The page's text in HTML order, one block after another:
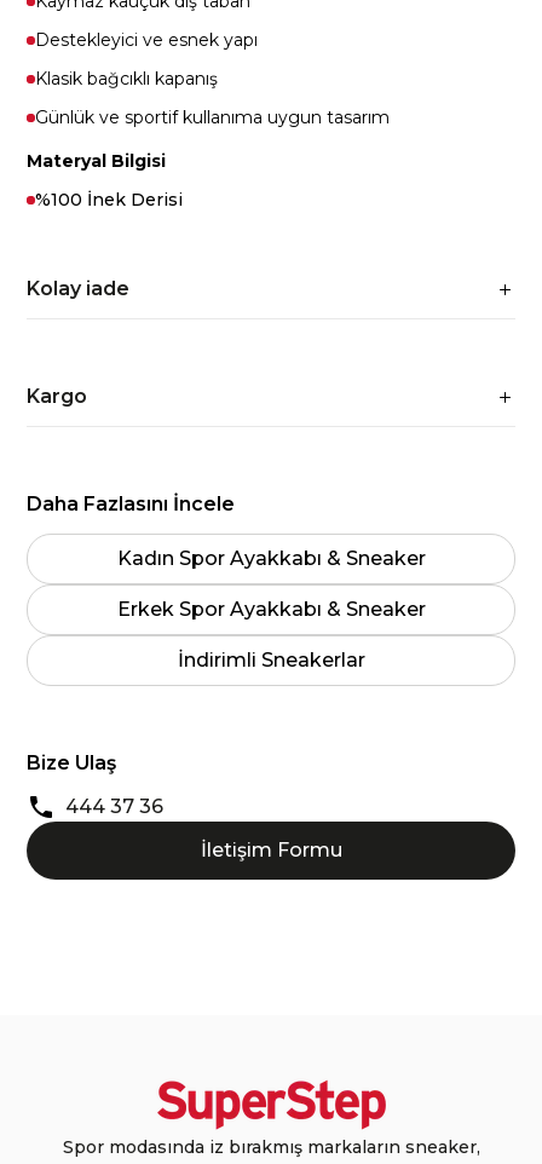
Destekleyici ve esnek yapı
Klasik bağcıklı kapanış
Günlük ve sportif kullanıma uygun tasarım
Materyal Bilgisi
%100 İnek Derisi
Kolay iade
Kargo
Daha Fazlasını İncele
Kadın Spor Ayakkabı & Sneaker
Erkek Spor Ayakkabı & Sneaker
İndirimli Sneakerlar
Bize Ulaş
444 37 36
İletişim Formu
Spor modasında iz bırakmış markaların sneaker,